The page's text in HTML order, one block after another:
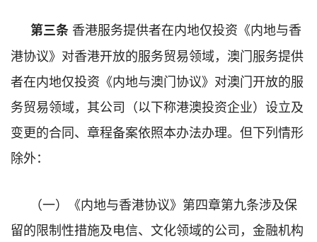
第三条 香港服务提供者在内地仅投资《内地与香
港协议》对香港开放的服务贸易领域，澳门服务提供
者在内地仅投资《内地与澳门协议》对澳门开放的服
务贸易领域，其公司（以下称港澳投资企业）设立及
变更的合同、章程备案依照本办法办理。但下列情形
除外：
（一）《内地与香港协议》第四章第九条涉及保
留的限制性措施及电信、文化领域的公司，金融机构